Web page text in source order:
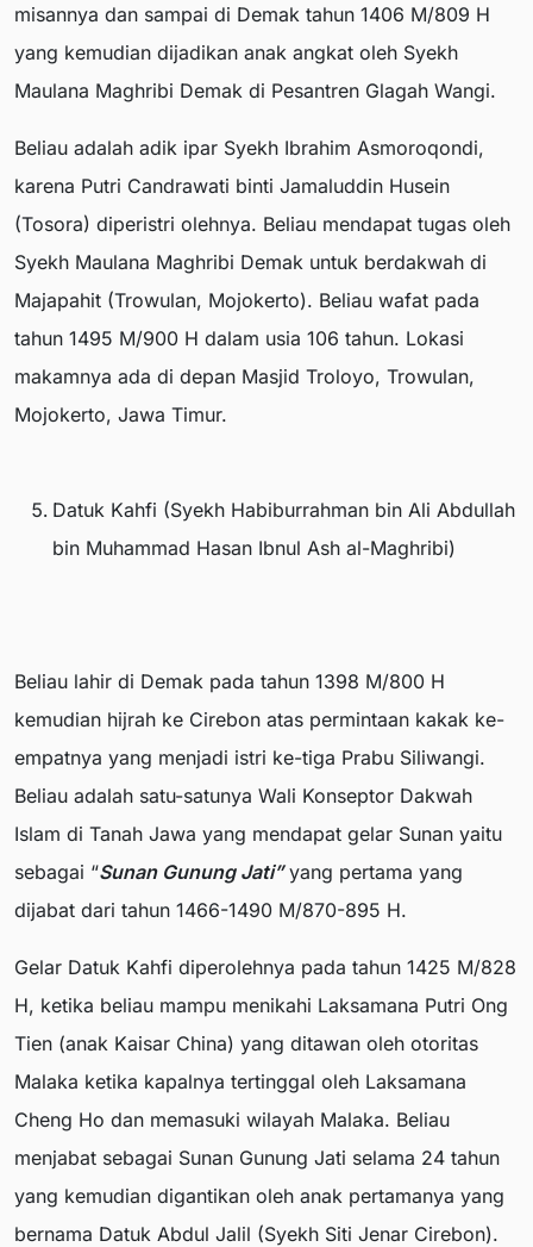
misannya dan sampai di Demak tahun 1406 M/809 H
yang kemudian dijadikan anak angkat oleh Syekh
Maulana Maghribi Demak di Pesantren Glagah Wangi.
Beliau adalah adik ipar Syekh Ibrahim Asmoroqondi,
karena Putri Candrawati binti Jamaluddin Husein
(Tosora) diperistri olehnya. Beliau mendapat tugas oleh
Syekh Maulana Maghribi Demak untuk berdakwah di
Majapahit (Trowulan, Mojokerto). Beliau wafat pada
tahun 1495 M/900 H dalam usia 106 tahun. Lokasi
makamnya ada di depan Masjid Troloyo, Trowulan,
Mojokerto, Jawa Timur.
Datuk Kahfi (Syekh Habiburrahman bin Ali Abdullah
bin Muhammad Hasan Ibnul Ash al-Maghribi)
Beliau lahir di Demak pada tahun 1398 M/800 H
kemudian hijrah ke Cirebon atas permintaan kakak ke-
empatnya yang menjadi istri ke-tiga Prabu Siliwangi.
Beliau adalah satu-satunya Wali Konseptor Dakwah
Islam di Tanah Jawa yang mendapat gelar Sunan yaitu
sebagai “Sunan Gunung Jati”yang pertama yang
dijabat dari tahun 1466-1490 M/870-895 H.
Gelar Datuk Kahfi diperolehnya pada tahun 1425 M/828
H, ketika beliau mampu menikahi Laksamana Putri Ong
Tien (anak Kaisar China) yang ditawan oleh otoritas
Malaka ketika kapalnya tertinggal oleh Laksamana
Cheng Ho dan memasuki wilayah Malaka. Beliau
menjabat sebagai Sunan Gunung Jati selama 24 tahun
yang kemudian digantikan oleh anak pertamanya yang
bernama Datuk Abdul Jalil (Syekh Siti Jenar Cirebon).